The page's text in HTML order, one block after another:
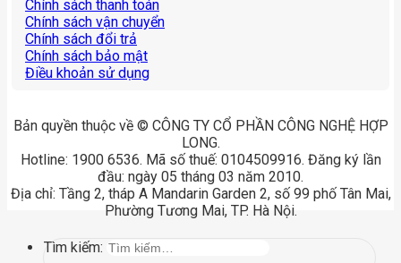
Chính sách thanh toán
Chính sách vận chuyển
Chính sách đổi trả
Chính sách bảo mật
Điều khoản sử dụng
Bản quyền thuộc về © CÔNG TY CỔ PHẦN CÔNG NGHỆ HỢP
LONG.
Hotline: 1900 6536. Mã số thuế: 0104509916. Đăng ký lần
đầu: ngày 05 tháng 03 năm 2010.
Địa chỉ: Tầng 2, tháp A Mandarin Garden 2, số 99 phố Tân Mai,
Phường Tương Mai, TP. Hà Nội.
Tìm kiếm: